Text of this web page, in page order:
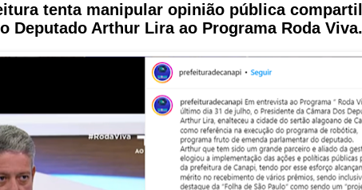
tenta manipular opinião pública
Deputado Arthur Lira ao Programa Roda